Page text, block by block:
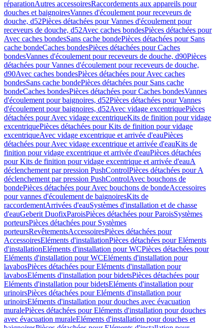
réparationAutres accessoiresRaccordements aux appareils pour
douches et baignoiresVannes d'écoulement pour receveurs de
douche, d52Pièces détachées pour Vannes d'écoulement pour
receveurs de douche, d52Avec caches bondesPièces détachées pour
Avec caches bondesSans cache bondePièces détachées pour Sans
cache bondeCaches bondesPièces détachées pour Caches
bondesVannes d'écoulement pour receveurs de douche, d90Pièces
détachées pour Vannes d'écoulement pour receveurs de douche,
d90Avec caches bondesPièces détachées pour Avec caches
bondesSans cache bondePièces détachées pour Sans cache
bondeCaches bondesPièces détachées pour Caches bondesVannes
d'écoulement pour baignoires, d52Pièces détachées pour Vannes
d'écoulement pour baignoires, d52Avec vidage excentriquePièces
détachées pour Avec vidage excentriqueKits de finition pour vidage
excentriquePièces détachées pour Kits de finition pour vidage
excentriqueAvec vidage excentrique et arrivée d'eauPièces
détachées pour Avec vidage excentrique et arrivée d'eauKits de
finition pour vidage excentrique et arrivée d'eauPièces détachées
pour Kits de finition pour vidage excentrique et arrivée d'eauA
déclenchement par pression PushControlPièces détachées pour A
déclenchement par pression PushControlAvec bouchons de
bondePièces détachées pour Avec bouchons de bondeAccessoires
pour vannes d'écoulement de baignoiresKits de
raccordementArrivées d'eauSystèmes d'installation et de chasse
d'eauGeberit DuofixParoisPièces détachées pour ParoisSystèmes
porteursPièces détachées pour Systèmes
porteursRevêtementsAccessoiresPièces détachées pour
AccessoiresEléments d'installationPièces détachées pour Eléments
d'installationEléments d'installation pour WCPièces détachées pour
Eléments d'installation pour WCEléments d'installation pour
lavabosPièces détachées pour Eléments d'installation pour
lavabosEléments d'installation pour bidetsPièces détachées pour
Eléments d'installation pour bidetsEléments d'installation pour
urinoirsPièces détachées pour Eléments d'installation pour
urinoirsEléments d'installation pour douches avec évacuation
muralePièces détachées pour Eléments d'installation pour douches
avec évacuation muraleEléments d'installation pour douches et